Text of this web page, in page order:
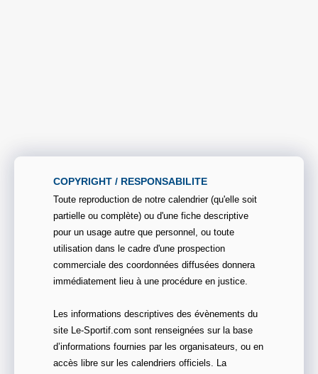
COPYRIGHT / RESPONSABILITE
Toute reproduction de notre calendrier (qu'elle soit
partielle ou complète) ou d'une fiche descriptive
pour un usage autre que personnel, ou toute
utilisation dans le cadre d'une prospection
commerciale des coordonnées diffusées donnera
immédiatement lieu à une procédure en justice.
Les informations descriptives des évènements du
site Le-Sportif.com sont renseignées sur la base
d’informations fournies par les organisateurs, ou en
accès libre sur les calendriers officiels. La